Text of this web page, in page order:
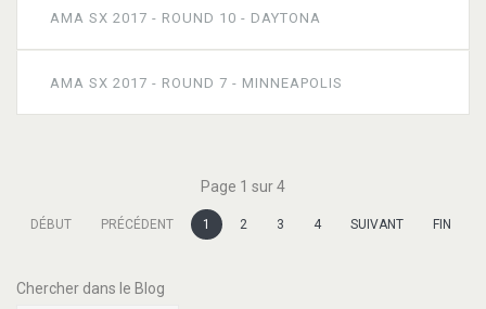
AMA SX 2017 - ROUND 10 - DAYTONA
AMA SX 2017 - ROUND 7 - MINNEAPOLIS
Page 1 sur 4
DÉBUT PRÉCÉDENT 1 2 3 4 SUIVANT FIN
Chercher dans le Blog